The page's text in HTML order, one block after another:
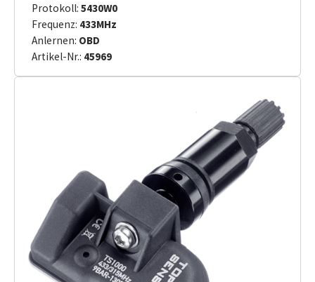
Protokoll: 5430W0
Frequenz: 433MHz
Anlernen: OBD
Artikel-Nr.: 45969